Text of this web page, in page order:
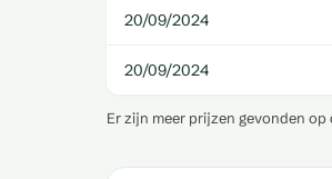
20/09/2024
20/09/2024
Er zijn meer prijzen gevonden op